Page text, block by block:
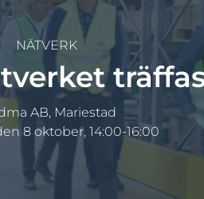
NÄTVERK
AB, Mariestad
8 oktober, 14:00-16:00